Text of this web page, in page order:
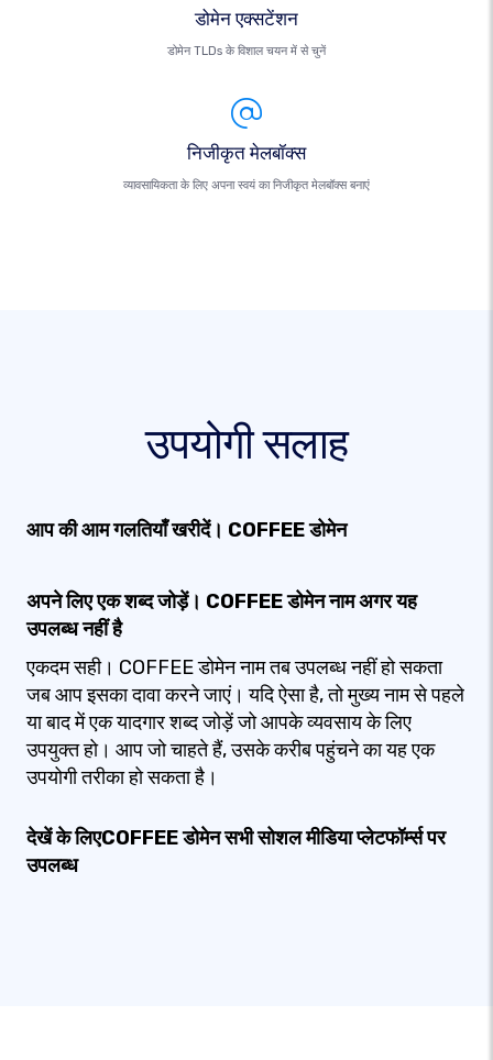
डोमेन एक्सटेंशन
डोमेन TLDs के विशाल चयन में से चुनें
निजीकृत मेलबॉक्स
व्यावसायिकता के लिए अपना स्वयं का निजीकृत मेलबॉक्स बनाएं
उपयोगी सलाह
आप की आम गलतियाँ खरीदें। COFFEE डोमेन
अपने लिए एक शब्द जोड़ें। COFFEE डोमेन नाम अगर यह
उपलब्ध नहीं है
एकदम सही। COFFEE डोमेन नाम तब उपलब्ध नहीं हो सकता
जब आप इसका दावा करने जाएं। यदि ऐसा है, तो मुख्य नाम से पहले
या बाद में एक यादगार शब्द जोड़ें जो आपके व्यवसाय के लिए
उपयुक्त हो। आप जो चाहते हैं, उसके करीब पहुंचने का यह एक
उपयोगी तरीका हो सकता है।
देखें के लिएCOFFEE डोमेन सभी सोशल मीडिया प्लेटफॉर्म्स पर
उपलब्ध